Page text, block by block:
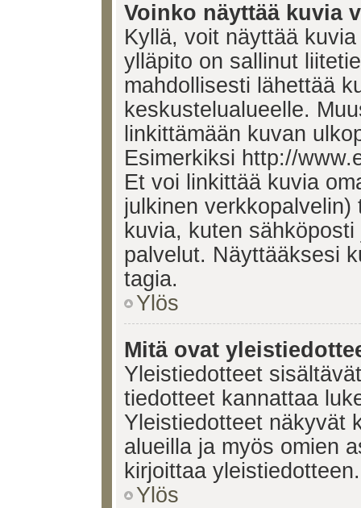
Voinko näyttää kuvia
Kyllä, voit näyttää
ylläpito on sallinut
mahdollisesti lähettää
keskustelualueelle.
linkittämään kuvan
Esimerkiksi http://
Et voi linkittää kuvia
julkinen
kuvia, kuten
palvelut. Näyttääksesi
tagia.
Ylös
Mitä ovat
Yleistiedotteet
tiedotteet kannattaa
Yleistiedotteet näkyvät
alueilla ja myös omien
kirjoittaa
Ylös